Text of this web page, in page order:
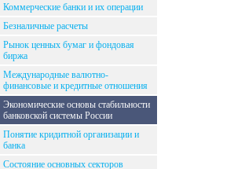
Коммерческие банки и их операции
Безналичные расчеты
Рынок ценных бумаг и фондовая
биржа
Международные валютно-
финансовые и кредитные отношения
Экономические основы стабильности
банковской системы России
Понятие кридитной организации и
банка
Состояние основных секторов